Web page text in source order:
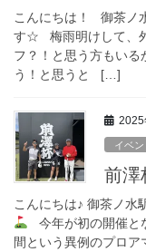
こんにちは！ 御茶ノ
す☆ 梅雨明けして、
フ？！と思う方もい
う！と思うと […]
2025
イベン
前澤
こんにちは♪ 御茶ノ水
今年が初の開催と
間という異例のプロ